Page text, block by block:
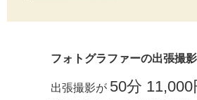
フォトグラファーの出張撮
出張撮影が 50分 11,000